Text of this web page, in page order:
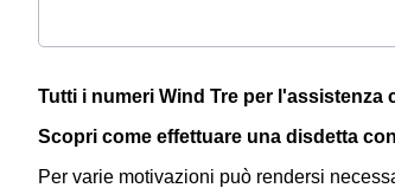
Tutti i numeri Wind Tre per l'assistenza
Scopri come effettuare una disdetta
Per varie motivazioni può rendersi